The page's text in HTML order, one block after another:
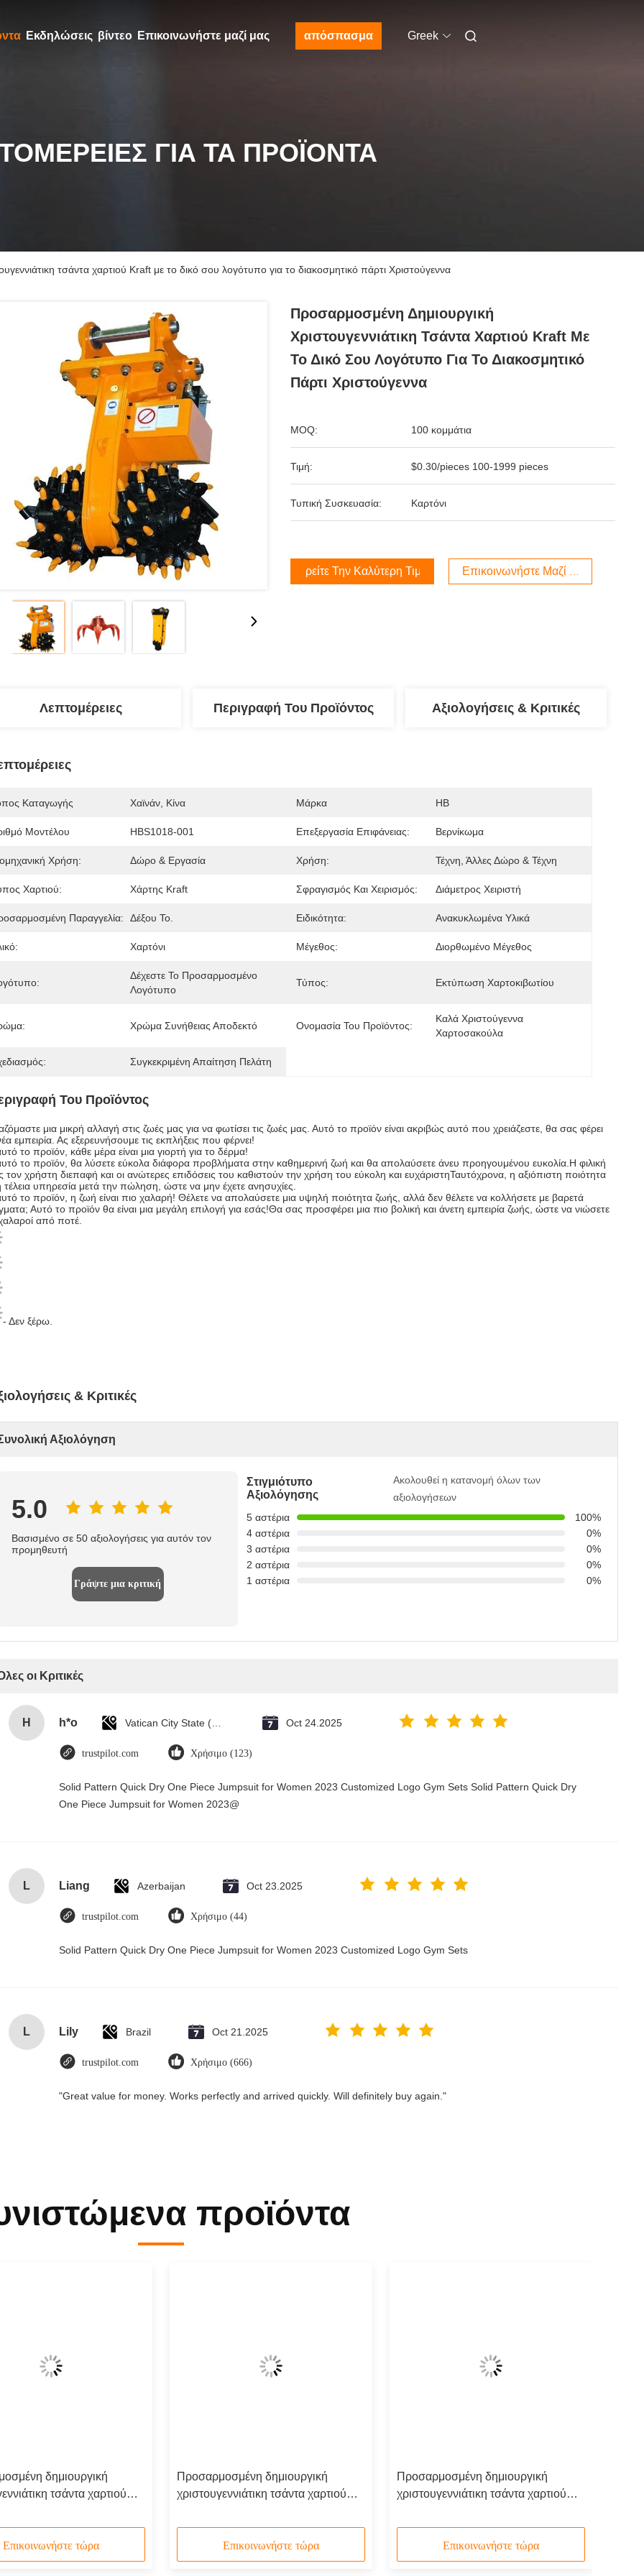
Εκδηλώσεις βίντεο Επικοινωνήστε μαζί μας απόσπασμα Greek
ΓΙΑ ΤΑ ΠΡΟΪΌΝΤΑ
τσάντα χαρτιού Kraft με το δικό σου λογότυπο για το διακοσμητικό πάρτι Χριστούγεννα
Προσαρμοσμένη Δημιουργική
Χριστουγεννιάτικη Τσάντα Χαρτιού Kraft Με
Το Δικό Σου Λογότυπο Για Το Διακοσμητικό
Πάρτι Χριστούγεννα
MOQ: 100 κομμάτια
Τιμή: $0.30/pieces 100-1999 pieces
Τυπική Συσκευασία: Καρτόνι
Βρείτε Την Καλύτερη Τιμή Επικοινωνήστε Μαζί Μας
Λεπτομέρειες Περιγραφή Του Προϊόντος Αξιολογήσεις & Κριτικές
Καταγωγής Χαϊνάν, Κίνα Μάρκα HB
Μοντέλου HBS1018-001 Επεξεργασία Επιφάνειας: Βερνίκωμα
Χρήση: Δώρο & Εργασία Χρήση: Τέχνη, Άλλες Δώρο & Τέχνη
Χαρτιού: Χάρτης Kraft Σφραγισμός Και Χειρισμός: Διάμετρος Χειριστή
Παραγγελία: Δέξου Το. Ειδικότητα: Ανακυκλωμένα Υλικά
Χαρτόνι Μέγεθος: Διορθωμένο Μέγεθος
Δέχεστε Το Προσαρμοσμένο
Λογότυπο
Τύπος: Εκτύπωση Χαρτοκιβωτίου
Χρώμα Συνήθειας Αποδεκτό Ονομασία Του Προϊόντος:
Καλά Χριστούγεννα
Χαρτοσακούλα
Συγκεκριμένη Απαίτηση Πελάτη
Του Προϊόντος
μια μικρή αλλαγή στις ζωές μας για να φωτίσει τις ζωές μας. Αυτό το προϊόν είναι ακριβώς αυτό που χρειάζεστε, θα σας φέρει
εμπειρία. Ας εξερευνήσουμε τις εκπλήξεις που φέρνει!
το προϊόν, κάθε μέρα είναι μια γιορτή για το δέρμα!
το προϊόν, θα λύσετε εύκολα διάφορα προβλήματα στην καθημερινή ζωή και θα απολαύσετε άνευ προηγουμένου ευκολία.Η φιλική
τον χρήστη διεπαφή και οι ανώτερες επιδόσεις του καθιστούν την χρήση του εύκολη και ευχάριστηΤαυτόχρονα, η αξιόπιστη ποιότητα
τέλεια υπηρεσία μετά την πώληση, ώστε να μην έχετε ανησυχίες.
το προϊόν, η ζωή είναι πιο χαλαρή! Θέλετε να απολαύσετε μια υψηλή ποιότητα ζωής, αλλά δεν θέλετε να κολλήσετε με βαρετά
Αυτό το προϊόν θα είναι μια μεγάλη επιλογή για εσάς!Θα σας προσφέρει μια πιο βολική και άνετη εμπειρία ζωής, ώστε να νιώσετε
από ποτέ.
- Δεν ξέρω.
& Κριτικές
Αξιολόγηση
5.0
Βασισμένο σε 50 αξιολογήσεις για αυτόν τον
προμηθευτή
Γράψτε μια κριτική
Στιγμιότυπο
Αξιολόγησης
Ακολουθεί η κατανομή όλων των
αξιολογήσεων
5 αστέρια
100%
4 αστέρια
0%
3 αστέρια
0%
2 αστέρια
0%
1 αστέρια
0%
οι Κριτικές
H h*o Oct 24.2025
trustpilot.com Χρήσιμο (123)
Solid Pattern Quick Dry One Piece Jumpsuit for Women 2023 Customized Logo Gym Sets Solid Pattern Quick Dry
One Piece Jumpsuit for Women 2023@
L Liang Azerbaijan Oct 23.2025
trustpilot.com Χρήσιμο (44)
Solid Pattern Quick Dry One Piece Jumpsuit for Women 2023 Customized Logo Gym Sets
L Lily Brazil Oct 21.2025
trustpilot.com Χρήσιμο (666)
"Great value for money. Works perfectly and arrived quickly. Will definitely buy again."
προϊόντα
δημιουργική
τσάντα χαρτιού
πάρτι Χριστούγεννα
Επικοινωνήστε τώρα
Προσαρμοσμένη δημιουργική
χριστουγεννιάτικη τσάντα χαρτιού
διακοσμητικό πάρτι Χριστούγεννα
Επικοινωνήστε τώρα
Προσαρμοσμένη δημιουργική
χριστουγεννιάτικη τσάντα χαρτιού
διακοσμητικό πάρτι Χριστούγεννα
Επικοινωνήστε τώρα